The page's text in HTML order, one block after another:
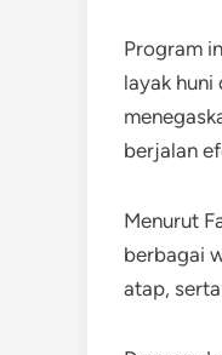
Program
layak huni
berjalan
Menurut
berbagai
atap,